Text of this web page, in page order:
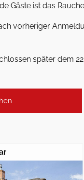
Gäste ist das
vorheriger
später dem